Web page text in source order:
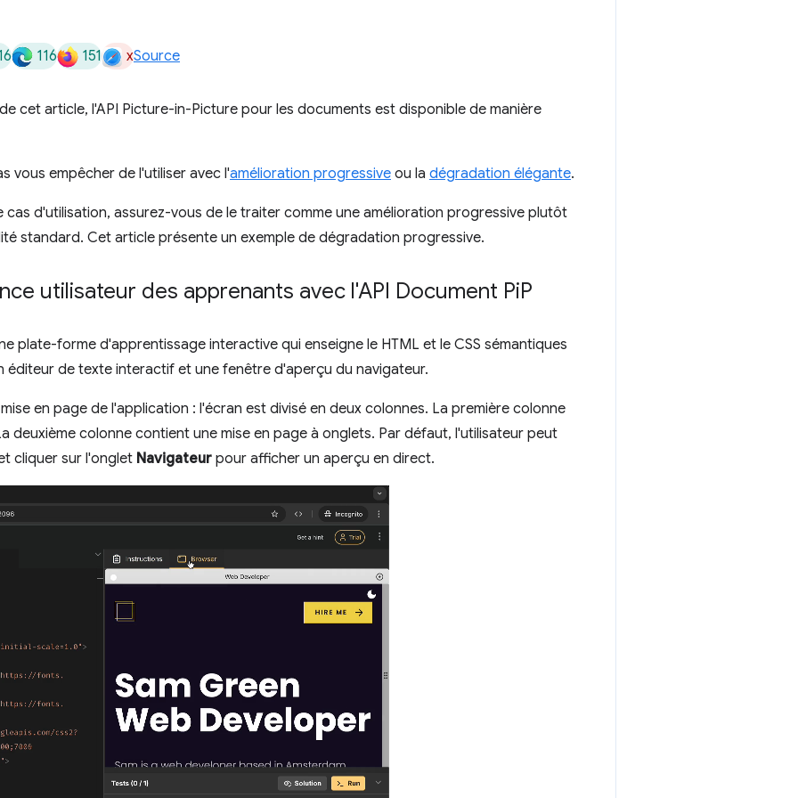
116 151 xSource
cet article, l'API Picture-in-Picture pour les documents est disponible de manière
vous empêcher de l'utiliser avec l'amélioration progressive ou la dégradation élégante.
d'utilisation, assurez-vous de le traiter comme une amélioration progressive plutôt
standard. Cet article présente un exemple de dégradation progressive.
utilisateur des apprenants avec l'API Document PiP
plate-forme d'apprentissage interactive qui enseigne le HTML et le CSS sémantiques
éditeur de texte interactif et une fenêtre d'aperçu du navigateur.
en page de l'application : l'écran est divisé en deux colonnes. La première colonne
deuxième colonne contient une mise en page à onglets. Par défaut, l'utilisateur peut
cliquer sur l'onglet Navigateur pour afficher un aperçu en direct.